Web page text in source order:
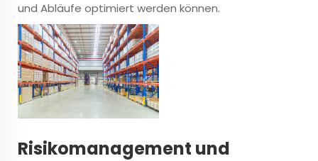
und Abläufe optimiert werden können.
Risikomanagement und